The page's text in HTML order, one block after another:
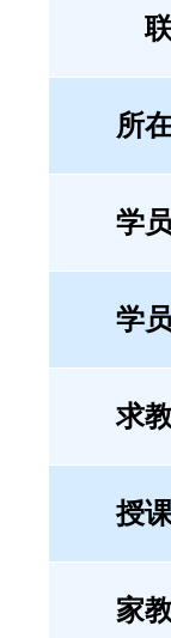
所
学
学
求
授
家